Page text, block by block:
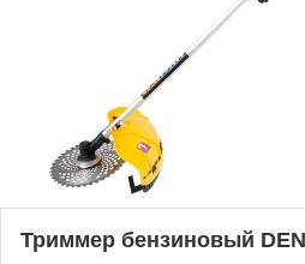
Триммер бензиновый